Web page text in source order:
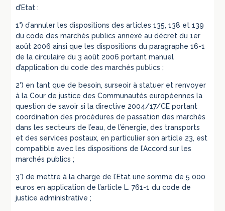
d’Etat :
1°) d’annuler les dispositions des articles 135, 138 et 139
du code des marchés publics annexé au décret du 1er
août 2006 ainsi que les dispositions du paragraphe 16-1
de la circulaire du 3 août 2006 portant manuel
d’application du code des marchés publics ;
2°) en tant que de besoin, surseoir à statuer et renvoyer
à la Cour de justice des Communautés européennes la
question de savoir si la directive 2004/17/CE portant
coordination des procédures de passation des marchés
dans les secteurs de l’eau, de l’énergie, des transports
et des services postaux, en particulier son article 23, est
compatible avec les dispositions de l’Accord sur les
marchés publics ;
3°) de mettre à la charge de l’Etat une somme de 5 000
euros en application de l’article L. 761-1 du code de
justice administrative ;